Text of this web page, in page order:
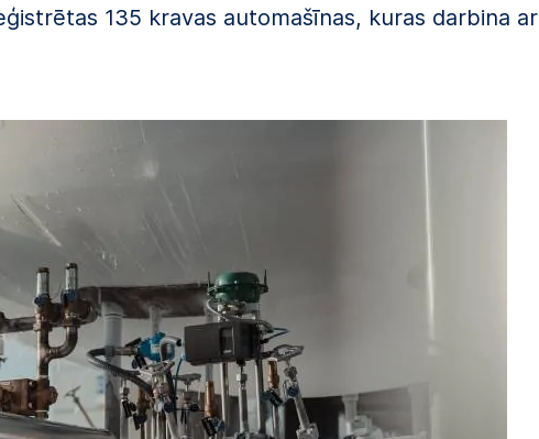
135 kravas automašīnas, kuras darbina ar